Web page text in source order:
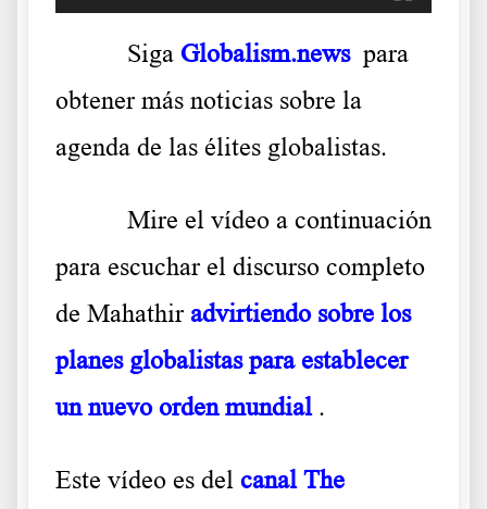
Siga Globalism.newspara
obtener más noticias sobre la
agenda de las élites globalistas.
Mire el vídeo a continuación
para escuchar el discurso completo
de Mahathir advirtiendo sobre los
planes globalistas para establecer
un nuevo orden mundial.
Este vídeo es del canal The